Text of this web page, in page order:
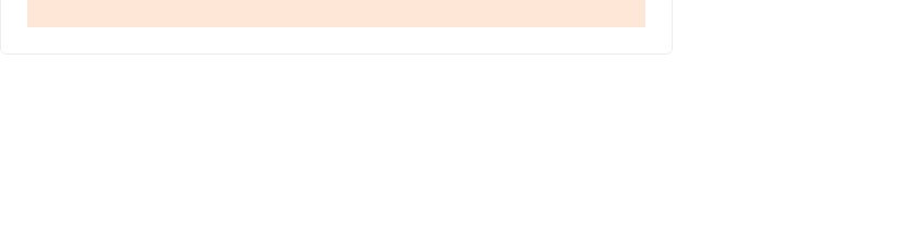
aparecen 2432 empresas, con ventas de 310 millones de euros. Finalmente, para